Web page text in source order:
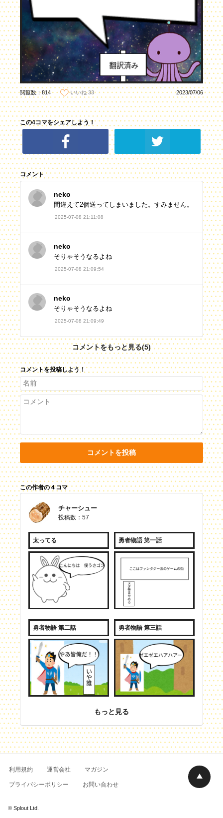
閲覧数：814 いいね 33 2023/07/06
この4コマをシェアしよう！
コメント
neko
間違えて2個送ってしまいました。すみません。
2025-07-08 21:11:08
neko
そりゃそうなるよね
2025-07-08 21:09:54
neko
そりゃそうなるよね
2025-07-08 21:09:49
コメントをもっと見る(5)
コメントを投稿しよう！
コメントを投稿
この作者の４コマ
チャーシュー
投稿数：57
太ってる 勇者物語 第一話
勇者物語 第二話 勇者物語 第三話
もっと見る
利用規約 運営会社 マガジン
プライバシーポリシー お問い合わせ
© Splout Ltd.